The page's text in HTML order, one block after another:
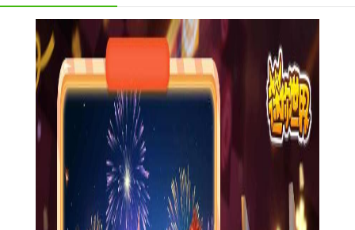
选择和可能性。
3. 优化游戏性能：对游戏性能进行了全面优化，提升了游戏
的流畅度和稳定性，让玩家能够更加顺畅地享受游戏。
4. 新增玩法与挑战：增加了新的玩法和挑战，如全新的冒险
地图、活动任务等，让玩家能够体验到更加丰富多样的游戏内
5. 修复已知问题：修复了上一版本中存在的一些已知问题，
提升了玩家的游戏体验。